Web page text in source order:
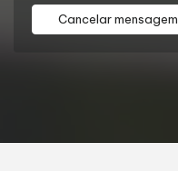
Cancelar mensagem